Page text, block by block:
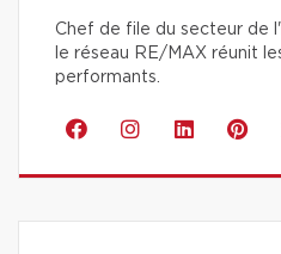
Chef de file du secteur de
le réseau RE/MAX réunit
performants.